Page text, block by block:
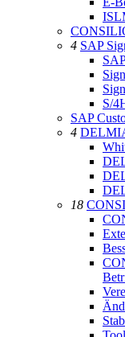
4 SAP
S/
SAP
4
18